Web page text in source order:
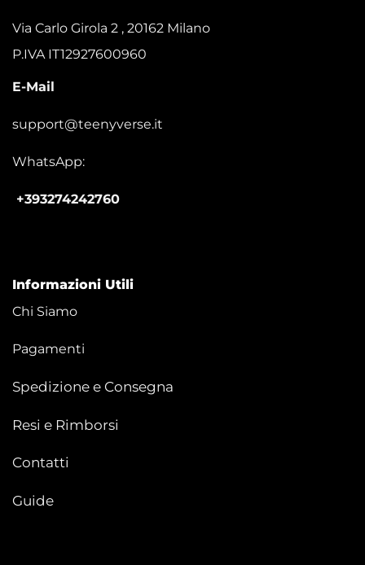
Via Carlo Girola 2 , 20162 Milano
P.IVA IT12927600960
E-Mail
support@teenyverse.it
WhatsApp:
+393274242760
Informazioni Utili
Chi Siamo
Pagamenti
Spedizione e Consegna
Resi e Rimborsi
Contatti
Guide